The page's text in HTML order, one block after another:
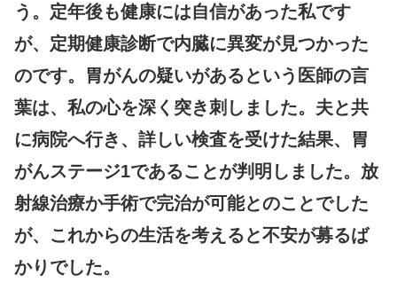
う。定年後も健康には自信があった私です
が、定期健康診断で内臓に異変が見つかった
のです。胃がんの疑いがあるという医師の言
葉は、私の心を深く突き刺しました。夫と共
に病院へ行き、詳しい検査を受けた結果、胃
がんステージ1であることが判明しました。放
射線治療か手術で完治が可能とのことでした
が、これからの生活を考えると不安が募るば
かりでした。